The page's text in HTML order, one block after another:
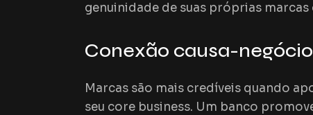
genuinidade de suas próprias
Conexão causa-negócio
Marcas são mais credíveis quando
seu core business. Um banco